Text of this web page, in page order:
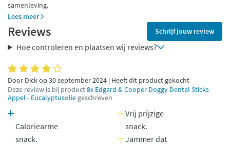
samenleving.
Lees meer
Reviews Schrijf jouw review
Hoe controleren en plaatsen wij reviews?
Door Dick op 30 september 2024 | Heeft dit product gekocht
Deze review is bij product8x Edgard & Cooper Doggy Dental Sticks
Appel - Eucalyptusolie geschreven
Caloriearme
snack.
Vrij prijzige
snack.
Jammer dat